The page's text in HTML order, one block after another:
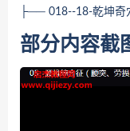
├── 018--18-乾坤奇
部分内容截